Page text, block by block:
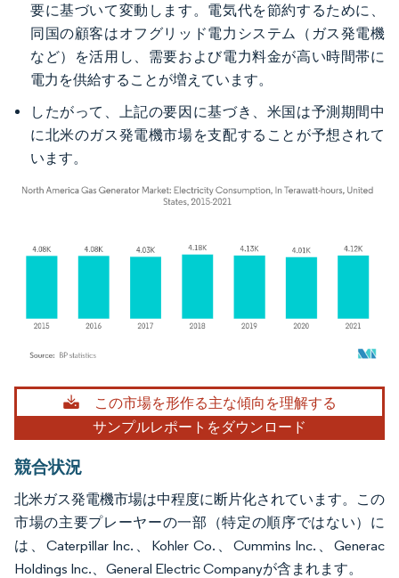
要に基づいて変動します。電気代を節約するために、
同国の顧客はオフグリッド電力システム（ガス発電機
など）を活用し、需要および電力料金が高い時間帯に
電力を供給することが増えています。
したがって、上記の要因に基づき、米国は予測期間中
に北米のガス発電機市場を支配することが予想されて
います。
画像 © Mordor Intelligence。再利用にはCC BY 4.0の表示が必要です。
この市場を形作る主な傾向を理解する
サンプルレポートをダウンロード
競合状況
北米ガス発電機市場は中程度に断片化されています。この
市場の主要プレーヤーの一部（特定の順序ではない）に
は、Caterpillar Inc.、Kohler Co.、Cummins Inc.、Generac
Holdings Inc.、General Electric Companyが含まれます。